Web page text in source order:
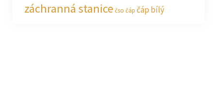
záchranná stanice čso čáp čáp bílý